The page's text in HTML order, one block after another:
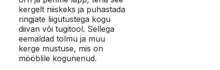
kergelt niiskeks ja puhastada
ringjate liigutustega kogu
diivan või tugitool. Sellega
eemaldad tolmu ja muu
kerge mustuse, mis on
mööblile kogunenud.